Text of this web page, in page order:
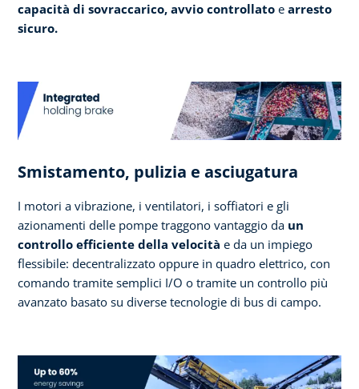
capacità di sovraccarico, avvio controllato e arresto
sicuro.
Smistamento, pulizia e asciugatura
I motori a vibrazione, i ventilatori, i soffiatori e gli
azionamenti delle pompe traggono vantaggio da un
controllo efficiente della velocità e da un impiego
flessibile: decentralizzato oppure in quadro elettrico, con
comando tramite semplici I/O o tramite un controllo più
avanzato basato su diverse tecnologie di bus di campo.